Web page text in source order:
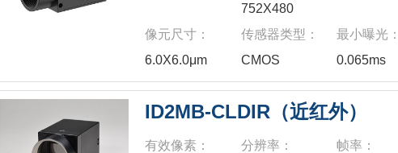
752X480
像元尺寸：
6.0X6.0μm
传感器类型：
CMOS
最小曝光：
0.065ms
ID2MB-CLDIR（近红外）
有效像素： 分辨率： 帧率：